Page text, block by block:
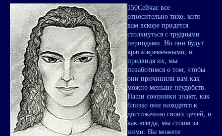
150Сейчас все
относительно тихо, хотя
вам вскоре придется
столкнуться с трудными
периодами. Но они будут
кратковременными, и
предвидя их, мы
позаботимся о том, чтобы
они причинили вам как
можно меньше неудобств.
Наши союзники знают, как
близко они находятся к
достижению своих целей, и
как всегда, мы стоим за
ними. Вы можете